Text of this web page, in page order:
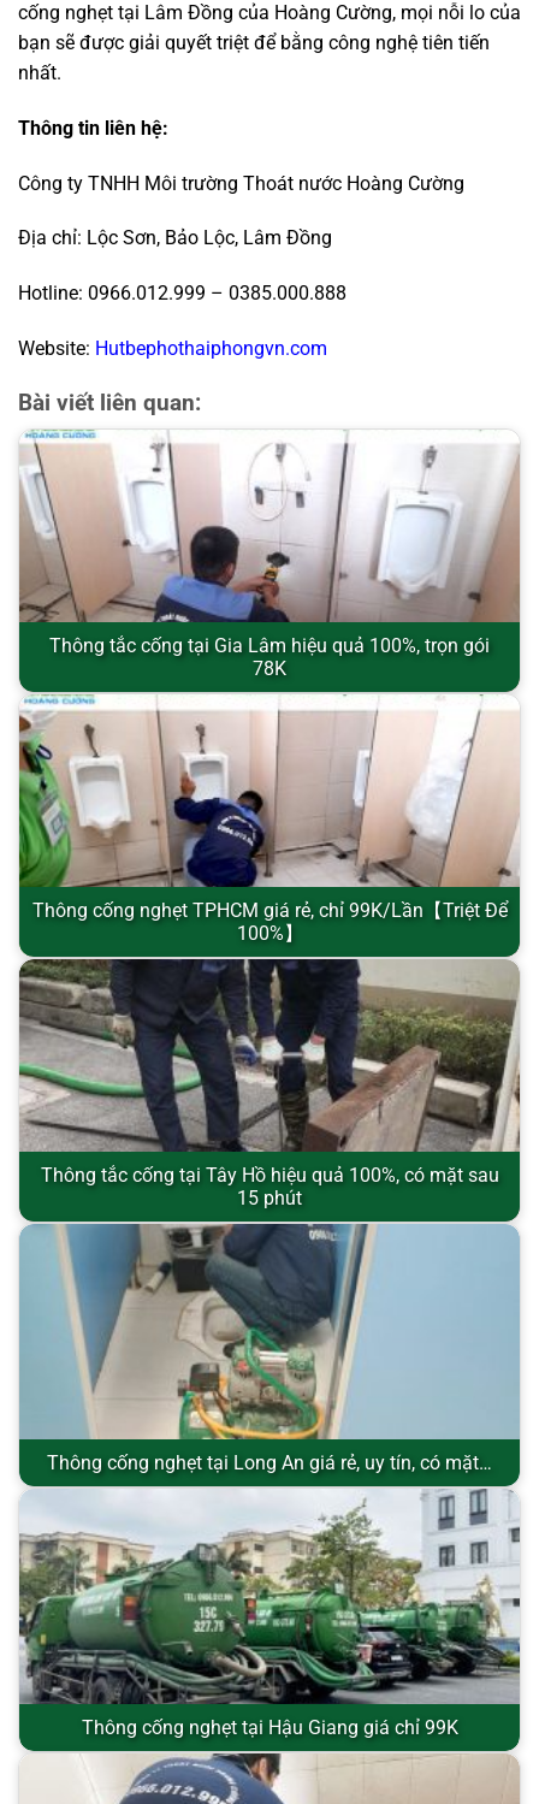
cống nghẹt tại Lâm Đồng của Hoàng Cường, mọi nỗi lo của
bạn sẽ được giải quyết triệt để bằng công nghệ tiên tiến
nhất.
Thông tin liên hệ:
Công ty TNHH Môi trường Thoát nước Hoàng Cường
Địa chỉ: Lộc Sơn, Bảo Lộc, Lâm Đồng
Hotline: 0966.012.999 – 0385.000.888
Website: Hutbephothaiphongvn.com
Bài viết liên quan:
Thông tắc cống tại Gia Lâm hiệu quả 100%, trọn gói
78K
Thông cống nghẹt TPHCM giá rẻ, chỉ 99K/Lần【Triệt Để
100%】
Thông tắc cống tại Tây Hồ hiệu quả 100%, có mặt sau
15 phút
Thông cống nghẹt tại Long An giá rẻ, uy tín, có mặt…
Thông cống nghẹt tại Hậu Giang giá chỉ 99K